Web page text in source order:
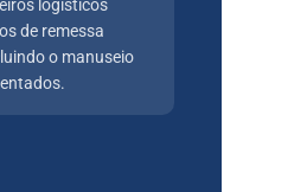
logísticos
de remessa
o manuseio